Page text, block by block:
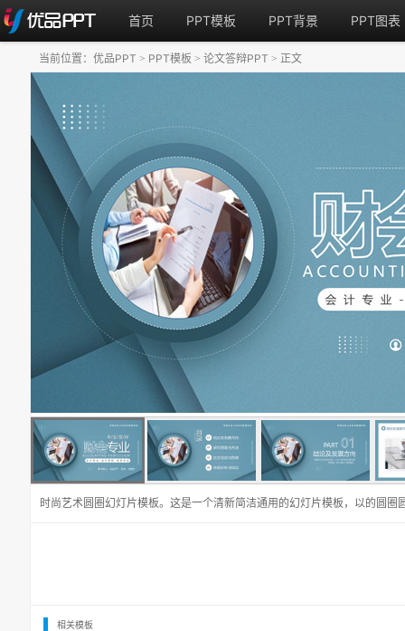
首页 PPT模板 PPT背景 PPT图表
时尚艺术圆圈幻灯片模板。这是一个清新简洁通用的幻灯片模板，以的圆圈
当前位置： 优品PPT > PPT模板 > 论文答辩PPT > 正文
相关模板